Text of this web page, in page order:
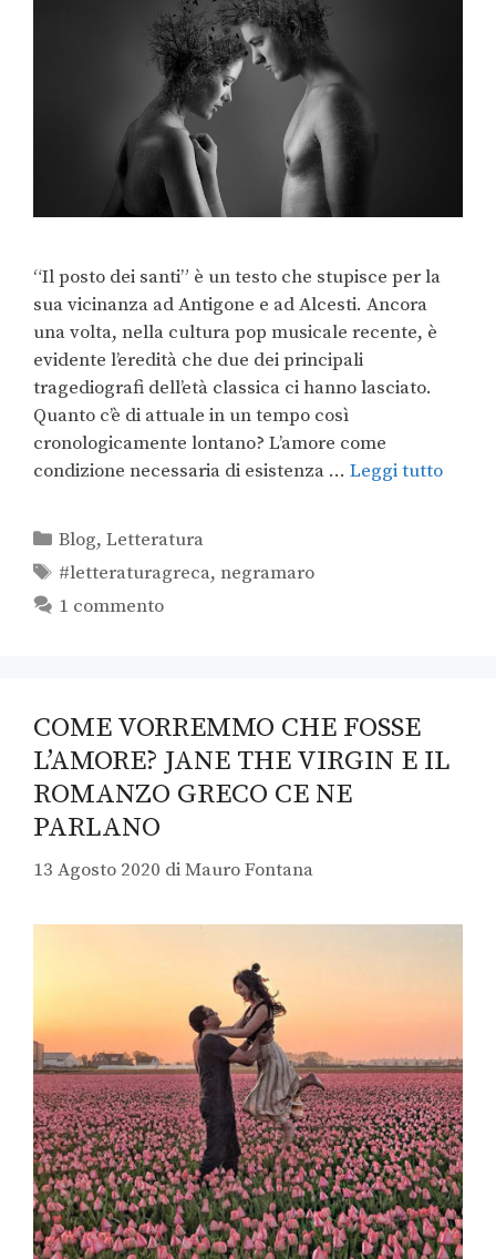
“Il posto dei santi” è un testo che stupisce per la
sua vicinanza ad Antigone e ad Alcesti. Ancora
una volta, nella cultura pop musicale recente, è
evidente l’eredità che due dei principali
tragediografi dell’età classica ci hanno lasciato.
Quanto c’è di attuale in un tempo così
cronologicamente lontano? L’amore come
condizione necessaria di esistenza … Leggi tutto
Blog,Letteratura
#letteraturagreca,negramaro
1 commento
COME VORREMMO CHE FOSSE
L’AMORE? JANE THE VIRGIN E IL
ROMANZO GRECO CE NE
PARLANO
13 Agosto 2020 diMauro Fontana